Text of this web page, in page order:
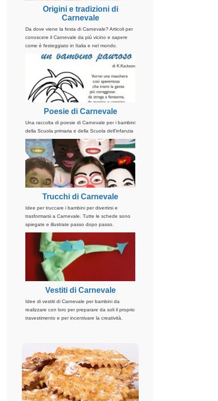
Origini e tradizioni di
Carnevale
Da dove viene la festa di Carnevale? Articoli per
conoscere il Carnevale da più vicino e sapere
come è festeggiato in Italia e nel mondo.
Poesie di Carnevale
Una raccolta di poesie di Carnevale per i bambini
della Scuola primaria e della Scuola dell'infanzia
Trucchi di Carnevale
Idee per truccare i bambini per divertirsi e
trasformarsi a Carnevale. Tutte le schede sono
spiegate e illustrate passo dopo passo.
Vestiti di Carnevale
Idee di vestiti di Carnevale per bambini da
realizzare con loro per preparare da soli il proprio
travestimento e per incentivare la creatività.